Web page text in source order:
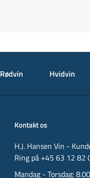
Rødvin Hvidvin
Kontakt os
H.J. Hansen Vin -
Ring på +45 63 12 82
Mandag - Torsdag: